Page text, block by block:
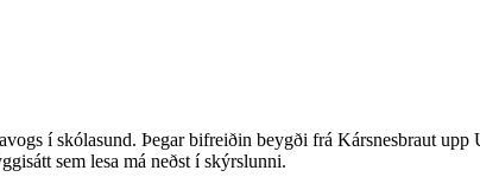
í skólasund. Þegar bifreiðin beygði frá Kársnesbraut upp
sem lesa má neðst í skýrslunni.